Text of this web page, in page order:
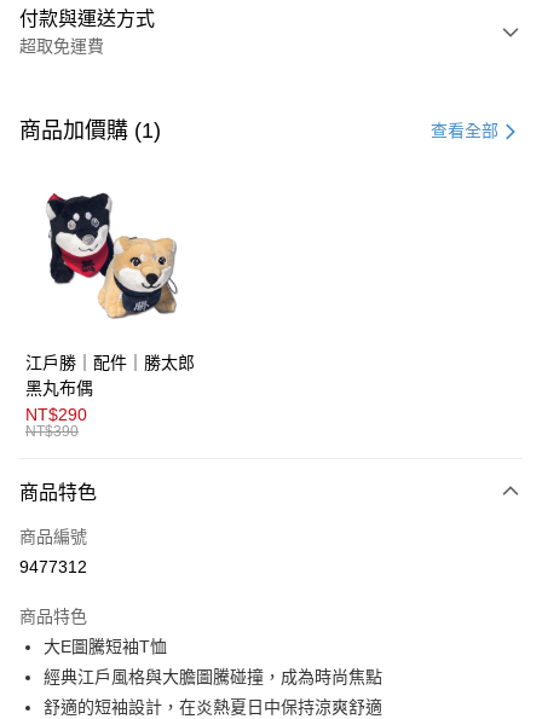
付款與運送方式
超取免運費
信用卡一次付款
LINE Pay
AFTEE先享後付
【關於「AFTEE先享後付」】
便利好安心！
１．簡單：不需註冊會員、不需綁卡、不需儲值。
２．便利：只要手機號碼，簡訊認證，即可結帳。
３．安心：先確認商品／服務後，再付款。
１．於結帳方式選擇「AFTEE先享後付」後，將跳轉至「AFTEE先享後付」
２．訂單成立數日內，您將收到繳費通知簡訊。
３．收到繳費通知簡訊後14天內，點擊此簡訊中的連結，可透過四大超商／
購買商品的店家。未經商家同意取消之訂單仍視為有效，需透過AFTEE先享
後付繳納相關費用。
※ 交易是否成功請以「AFTEE先享後付 」之結帳頁面顯示為準，若有關於
是否繳費成功／繳費後需取消欲退款等相關疑問，請聯繫「AFTEE先享後付
客戶支援中心」https://netprotections.freshdesk.com/support/home
運送方式
全家取貨付款
免運費
免運費
付款後萊爾富取貨
免運費
商品加價購 (1) 查看全部
江戶勝｜配件｜勝太郎
黑丸布偶
NT$290
NT$390
商品特色
商品編號
9477312
商品特色
大E圖騰短袖T恤
經典江戶風格與大膽圖騰碰撞，成為時尚焦點
舒適的短袖設計，在炎熱夏日中保持涼爽舒適